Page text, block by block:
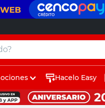
Hacelo Easy